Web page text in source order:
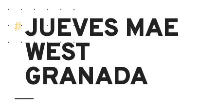
JUEVES MAE
WEST
GRANADA